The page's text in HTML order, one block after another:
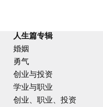
人生篇专辑
婚姻
勇气
创业与投资
学业与职业
创业、职业、投资